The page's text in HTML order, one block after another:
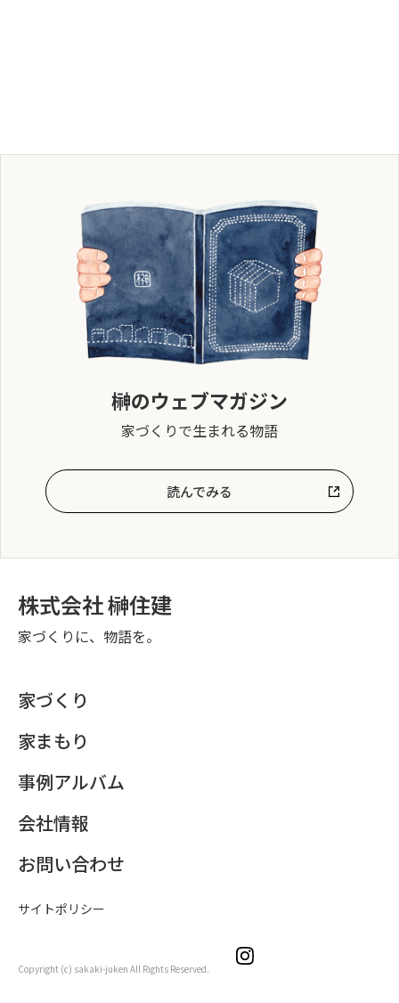
榊のウェブマガジン
家づくりで生まれる物語
読んでみる
株式会社 榊住建
家づくりに、物語を。
家づくり
家まもり
事例アルバム
会社情報
お問い合わせ
サイトポリシー
Copyright (c) sakaki-juken All Rights Reserved.